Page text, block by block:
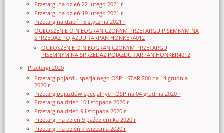
Przetargi na dzień 22 lutego 2021 r
Przetargi na dzień 19 lutego 2021 r
Przetarg na dzień 15 stycznia 2021 r
OGŁOSZENIE O NIEOGRANICZONYM PRZETARGU PISEMNYM NA
SPRZEDAŻ POJAZDU TARPAN HONKER4012
OGŁOSZENIE O NIEOGRANICZONYM PRZETARGU
PISEMNYM NA SPRZEDAŻ POJAZDU TARPAN HONKER4012
Przetargi 2020
Przetarg pojazdu specjalnego OSP - STAR 200 na 14 grudnia
2020 r
Przetarg pojazdów specjalnych OSP na 04 grudnia 2020 r
Przetarg na dzień 10 listopada 2020 r
Przetarg na dzień 9 listopada 2020 r
Przetargi na dzień 9 października 2020 r
Przetargi na dzień 7 września 2020 r